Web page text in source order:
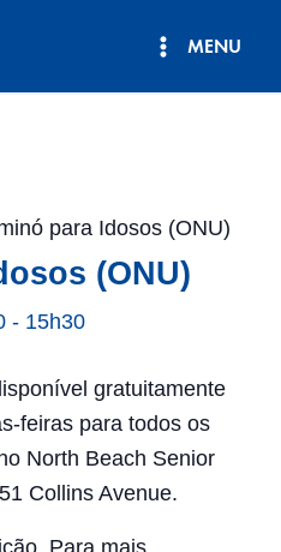
MENU
para Idosos (ONU)
(ONU)
- 15h30
gratuitamente
feiras para todos os
North Beach Senior
Collins Avenue.
Para mais